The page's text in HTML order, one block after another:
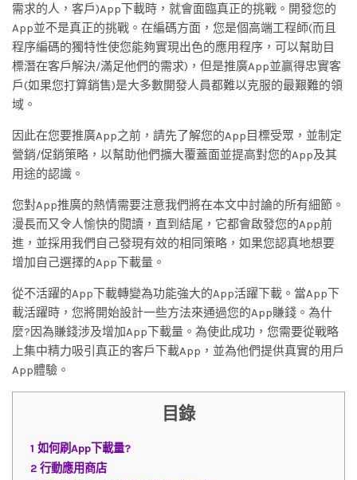
需求的人，客戶)App下載時，就會面臨真正的挑戰。開發您的
App並不是真正的挑戰。在編碼方面，您是個高端工程師(而且
程序編碼的獨特性使您能夠實現出色的應用程序，可以幫助目
標潛在客戶解決/滿足他們的需求)，但是推廣App並贏得忠實客
戶(如果您打算銷售)是大多數開發人員都難以克服的最艱難的領
域。
因此在您要推廣App之前，請先了解您的App目標受眾，並制定
營銷/促銷策略，以幫助他們擴大覆蓋面並提高對您的App及其
用途的認識。
您對App推廣的熱情需要注意我們將在本文中討論的所有細節。
漫長而又令人愉快的閱讀，直到結尾，它都會啟發您的App前
進，並採用我們自己發現有效的相同策略，如果您認真地想要
增加自己選擇的App下載量。
從不活躍的App下載轉變為功能強大的App活躍下載。當App下
載活躍時，您將開始設計一些方法來通過您的App賺錢。為什
麼?因為賺錢涉及增加App下載量。為使此成功，您需要從戰略
上集中精力吸引真正的客戶下載App，並為他們提供真實的用戶
App體驗。
目錄
1 如何刷App下載量?
2 行動應用商店